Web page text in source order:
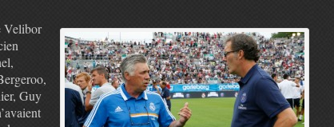
Velibor
Guy